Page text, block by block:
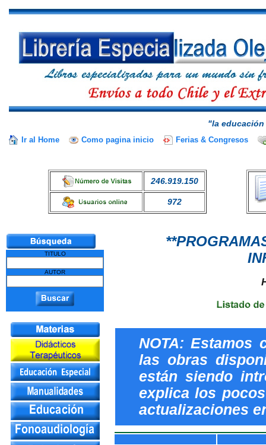
"la
Ir al Home Como pagina inicio Ferias & Congresos
246.919.150
972
TITULO
AUTOR
NOTA: Estamos
las obras
están siendo
explica los
actualizaciones